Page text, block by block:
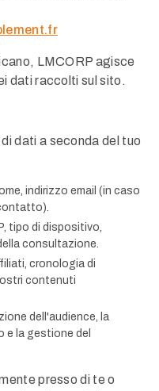
LMCORP agisce
dati raccolti sul sito.
dati a seconda del tuo
indirizzo email (in caso
tipo di dispositivo,
consultazione.
cronologia di
contenuti
dell'audience, la
e la gestione del
presso di te o